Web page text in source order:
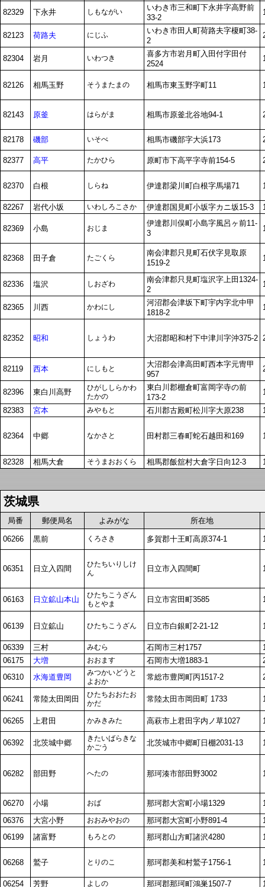
82329 下永井 しもながい
いわき市三和町下永井字高野前
33-2
82123 荷路夫 にじふ
いわき市田人町荷路夫字榎町38-
2
82304 岩月 いわつき
喜多方市岩月町入田付字田付
2524
82126 相馬玉野 そうまたまの 相馬市東玉野字町11
82143 原釜 はらがま 相馬市原釜北谷地94-1
82178 磯部 いそべ 相馬市磯部字大浜173
82377 高平 たかひら 原町市下高平字寺前154-5
82370 白根 しらね 伊達郡梁川町白根字馬場71
82267 岩代小坂 いわしろこさか 伊達郡国見町小坂字カニ坂15-3
82369 小島 おじま
伊達郡川俣町小島字風呂ヶ前11-
3
82368 田子倉 たごくら
南会津郡只見町石伏字見取原
1519-2
82336 塩沢 しおざわ
南会津郡只見町塩沢字上田1324-
2
82365 川西 かわにし
河沼郡会津坂下町宇内字北中甲
1818-2
82352 昭和 しょうわ 大沼郡昭和村下中津川字沖375-2
82119 西本 にしもと
大沼郡会津高田町西本字元冑甲
957
82396 東白川高野
ひがししらかわ
たかの
東白川郡棚倉町富岡字寺の前
173-2
82383 宮本 みやもと 石川郡古殿町松川字大原238
82364 中郷 なかさと 田村郡三春町蛇石越田和169
82328 相馬大倉 そうまおおくら 相馬郡飯舘村大倉字日向12-3
茨城県
局番 郵便局名 よみがな 所在地
06266 黒前 くろさき 多賀郡十王町高原374-1
06351 日立入四間
ひたちいりしけ
ん
日立市入四間町
06163 日立鉱山本山
ひたちこうざん
もとやま
日立市宮田町3585
06139 日立鉱山 ひたちこうざん 日立市白銀町2-21-12
06339 三村 みむら 石岡市三村1757
06175
大増 おおます 石岡市大増1883-1
06310
水海道豊岡
みつかいどうと
よおか
常総市豊岡町丙1517-2
06241 常陸太田岡田
ひたちおおたお
かだ
常陸太田市岡田町 1733
06265 上君田 かみきみた 高萩市上君田字内ノ草1027
06392 北茨城中郷
きたいばらきな
かごう
北茨城市中郷町日棚2031-13
06282 部田野 へたの 那珂湊市部田野3002
06270 小場 おば 那珂郡大宮町小場1329
06376
大宮小野 おおみやおの 那珂郡大宮町小野891-4
06199
諸富野 もろとの 那珂郡山方町諸沢4280
06268 鷲子 とりのこ 那珂郡美和村鷲子1756-1
06254 芳野 よしの 那珂郡那珂町鴻巣1507-7